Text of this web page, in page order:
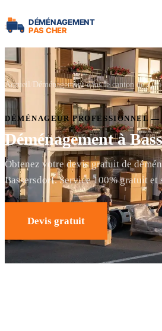
Accueil Déménagement dans le canton de
DÉMÉNAGEUR PROFESSIONNEL
Déménagement à
Obtenez votre devis gratuit de
Bassersdorf. Service 100% gratuit et
Devis gratuit